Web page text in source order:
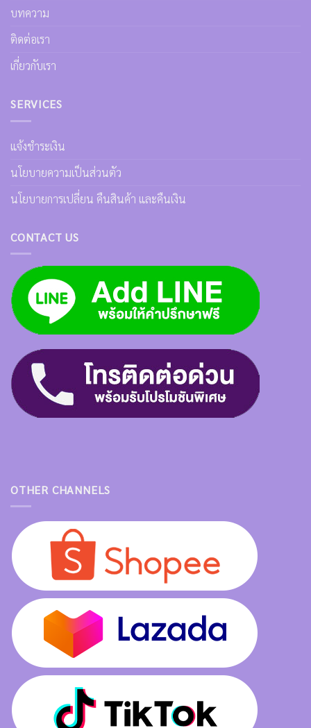
บทความ
ติดต่อเรา
เกี่ยวกับเรา
SERVICES
แจ้งชำระเงิน
นโยบายความเป็นส่วนตัว
นโยบายการเปลี่ยน คืนสินค้า และคืนเงิน
CONTACT US
OTHER CHANNELS